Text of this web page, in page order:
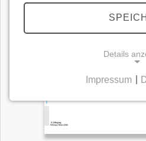
Details
Notwendige Cookies
nutzbar zu machen,
wie Seitennavigation und
Impressum